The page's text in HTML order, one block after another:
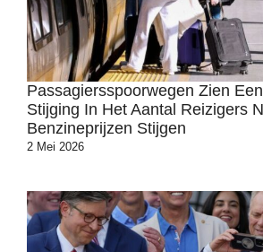
Passagiersspoorwegen Zien
Stijging In Het Aantal Reizigers
Benzineprijzen Stijgen
2 Mei 2026